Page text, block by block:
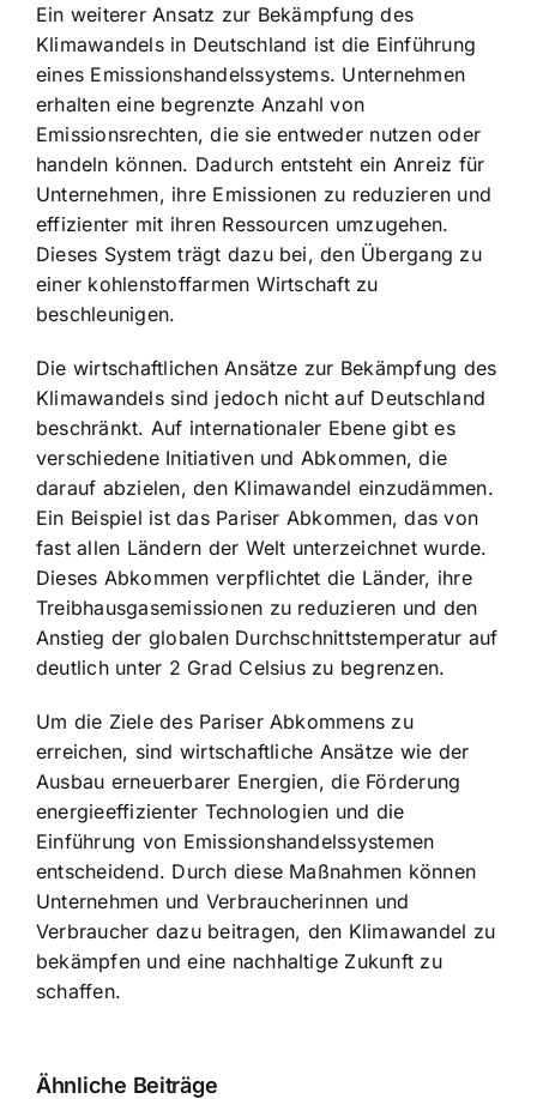
Ein weiterer Ansatz zur Bekämpfung des
Klimawandels in Deutschland ist die Einführung
eines Emissionshandelssystems. Unternehmen
erhalten eine begrenzte Anzahl von
Emissionsrechten, die sie entweder nutzen oder
handeln können. Dadurch entsteht ein Anreiz für
Unternehmen, ihre Emissionen zu reduzieren und
effizienter mit ihren Ressourcen umzugehen.
Dieses System trägt dazu bei, den Übergang zu
einer kohlenstoffarmen Wirtschaft zu
beschleunigen.
Die wirtschaftlichen Ansätze zur Bekämpfung des
Klimawandels sind jedoch nicht auf Deutschland
beschränkt. Auf internationaler Ebene gibt es
verschiedene Initiativen und Abkommen, die
darauf abzielen, den Klimawandel einzudämmen.
Ein Beispiel ist das Pariser Abkommen, das von
fast allen Ländern der Welt unterzeichnet wurde.
Dieses Abkommen verpflichtet die Länder, ihre
Treibhausgasemissionen zu reduzieren und den
Anstieg der globalen Durchschnittstemperatur auf
deutlich unter 2 Grad Celsius zu begrenzen.
Um die Ziele des Pariser Abkommens zu
erreichen, sind wirtschaftliche Ansätze wie der
Ausbau erneuerbarer Energien, die Förderung
energieeffizienter Technologien und die
Einführung von Emissionshandelssystemen
entscheidend. Durch diese Maßnahmen können
Unternehmen und Verbraucherinnen und
Verbraucher dazu beitragen, den Klimawandel zu
bekämpfen und eine nachhaltige Zukunft zu
schaffen.
Ähnliche Beiträge